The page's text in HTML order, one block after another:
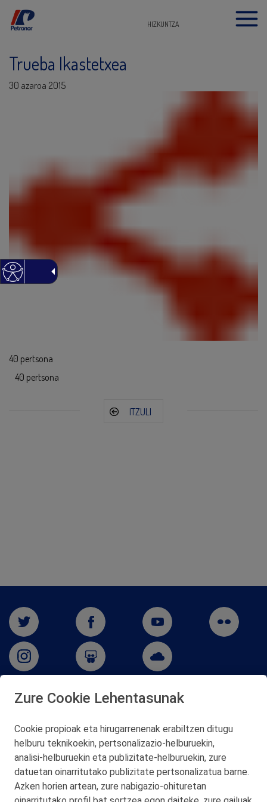
HIZKUNTZA
Trueba Ikastetxea
30 azaroa 2015
40 pertsona
40 pertsona
ITZULI
Telf. 946 357 000
© 2026 Petronor S.A.
Zure Cookie Lehentasunak
Cookie propioak eta hirugarrenenak erabiltzen ditugu
helburu teknikoekin, pertsonalizazio‑helburuekin,
analisi‑helburuekin eta publizitate‑helburuekin, zure
datuetan oinarritutako publizitate pertsonalizatua barne.
Azken horien artean, zure nabigazio‑ohituretan